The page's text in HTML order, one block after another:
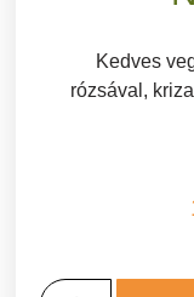
Kedves
rózsával,